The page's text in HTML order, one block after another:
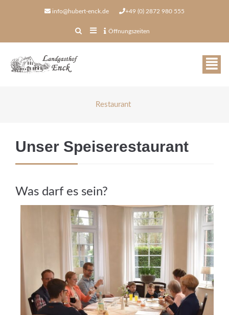
info@hubert-enck.de +49 (0) 2872 980 555
Öffnungszeiten
Restaurant
Unser Speiserestaurant
Was darf es sein?
ab 16.00 - 22.00 Uhr
warme Küche von
von 17.00 - 21.00 Uhr
an Sonntagen geöffnet
durchgängig von 11.00 - 22.00 Uhr geöffnet
warme Küche